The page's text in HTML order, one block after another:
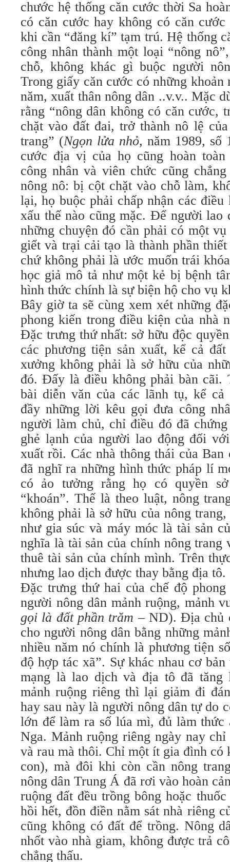
chước hệ thống căn cước thời Sa
có căn cước hay không có căn
khi cần “đăng kí” tạm trú. Hệ thống
công nhân thành một loại “nông
chỗ, không khác gì buộc người
Trong giấy căn cước có những khoản
năm, xuất thân nông dân ..v.v.. Mặc
rằng “nông dân không có căn cước,
chặt vào đất đai, trở thành nô lệ
trang” (Ngọn lửa nhỏ, năm 1989, số
cước địa vị của họ cũng hoàn
công nhân và viên chức cũng
nông nô: bị cột chặt vào chỗ làm,
lại, họ buộc phải chấp nhận các
xấu thế nào cũng mặc. Để người lao
những chuyện đó cần phải có một
giết và trại cải tạo là thành phần
chứ không phải là ước muốn trái
học giả mô tả như một kẻ bị bệnh
hình thức chính là sự biện hộ cho vụ
Bây giờ ta sẽ cùng xem xét những
phong kiến trong điều kiện của nhà
Đặc trưng thứ nhất: sở hữu độc
các phương tiện sản xuất, kể cả
xưởng không phải là sở hữu của
đó. Đấy là điều không phải bàn cãi.
bài diễn văn của các lãnh tụ, kể cả
đầy những lời kêu gọi đưa công
người làm chủ, chỉ điều đó đã
ghẻ lạnh của người lao động đối
xuất rồi. Các nhà thông thái của Ban
đã nghĩ ra những hình thức pháp lí
có ảo tưởng rằng họ có quyền
“khoán”. Thế là theo luật, nông
không phải là sở hữu của nông
như gia súc và máy móc là tài sản
nghĩa là tài sản của chính nông trang
thuê tài sản của chính mình. Trên
nhưng lao dịch được thay bằng địa tô.
Đặc trưng thứ hai của chế độ
người nông dân mảnh ruộng, mảnh
gọi là đất phần trăm – ND). Địa chủ
cho người nông dân bằng những
nhiều năm nó chính là phương tiện
độ hợp tác xã”. Sự khác nhau cơ
mạng là lao dịch và địa tô đã tăng
mảnh ruộng riêng thì lại giảm đi
hay sau này là người nông dân tự do
lớn để làm ra số lúa mì, đủ làm thức
Nga. Mảnh ruộng riêng ngày nay
và rau mà thôi. Chỉ một ít gia đình có
con), mà đôi khi còn cần nông
nông dân Trung Á đã rơi vào hoàn
ruộng đất đều trồng bông hoặc
hồi hết, đồn điền nằm sát nhà riêng
cũng không có đất để trồng. Nông
nhốt vào nhà giam, không được trả
chẳng thấu.